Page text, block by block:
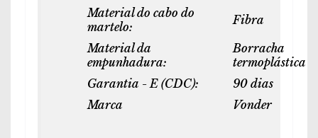
Material do cabo do
martelo:
Fibra
Material da
empunhadura:
Borracha
termoplástica
Garantia - E (CDC):
90 dias
Marca
Vonder